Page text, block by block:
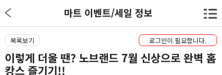
마트 이벤트/세일 정보
목록보기 로그인이 필요합니다.
이렇게 더울 땐? 노브랜드 7월 신상으로 완벽 홈
캉스 즐기기!!